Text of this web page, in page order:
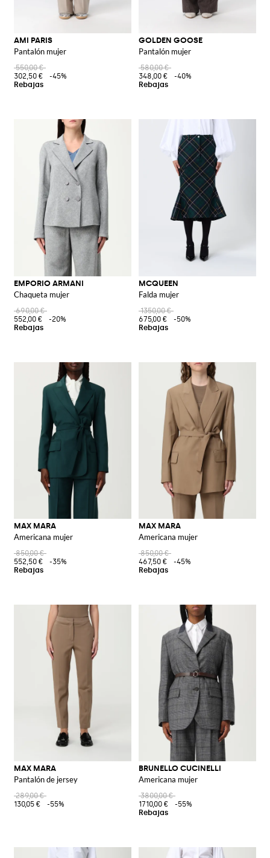
AMI PARIS
Pantalón mujer
550,00 €
302,50 €
-45%
GOLDEN GOOSE
Pantalón mujer
580,00 €
348,00 €
-40%
EMPORIO ARMANI
Chaqueta mujer
690,00 €
552,00 €
-20%
MCQUEEN
Falda mujer
1350,00 €
675,00 €
-50%
MAX MARA
Americana mujer
850,00 €
552,50 €
-35%
MAX MARA
Americana mujer
850,00 €
467,50 €
-45%
MAX MARA
Pantalón de jersey
289,00 €
130,05 €
-55%
BRUNELLO CUCINELLI
Americana mujer
3800,00 €
1710,00 €
-55%